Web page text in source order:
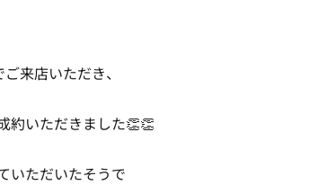
来店いただき、
約いただきました👏👏
いただいたそうで